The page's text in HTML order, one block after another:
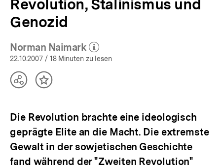
Revolution, Stalinismus und
Genozid
Norman Naimark
(Mehr zum Autor)
öffnen
22.10.2007 / 18 Minuten zu lesen
TeilenInhalt
Die Revolution brachte eine ideologisch
geprägte Elite an die Macht. Die extremste
Gewalt in der sowjetischen Geschichte
fand während der "Zweiten Revolution"